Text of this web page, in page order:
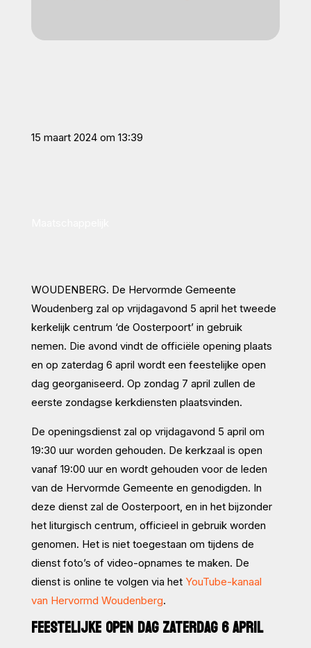
15 maart 2024 om 13:39
WOUDENBERG. De Hervormde Gemeente
Woudenberg zal op vrijdagavond 5 april het tweede
kerkelijk centrum ‘de Oosterpoort’ in gebruik
nemen. Die avond vindt de officiële opening plaats
en op zaterdag 6 april wordt een feestelijke open
dag georganiseerd. Op zondag 7 april zullen de
eerste zondagse kerkdiensten plaatsvinden.
De openingsdienst zal op vrijdagavond 5 april om
19:30 uur worden gehouden. De kerkzaal is open
vanaf 19:00 uur en wordt gehouden voor de leden
van de Hervormde Gemeente en genodigden. In
deze dienst zal de Oosterpoort, en in het bijzonder
het liturgisch centrum, officieel in gebruik worden
genomen. Het is niet toegestaan om tijdens de
dienst foto’s of video-opnames te maken. De
dienst is online te volgen via het YouTube-kanaal
van Hervormd Woudenberg.
FEESTELIJKE OPEN DAG ZATERDAG 6 APRIL